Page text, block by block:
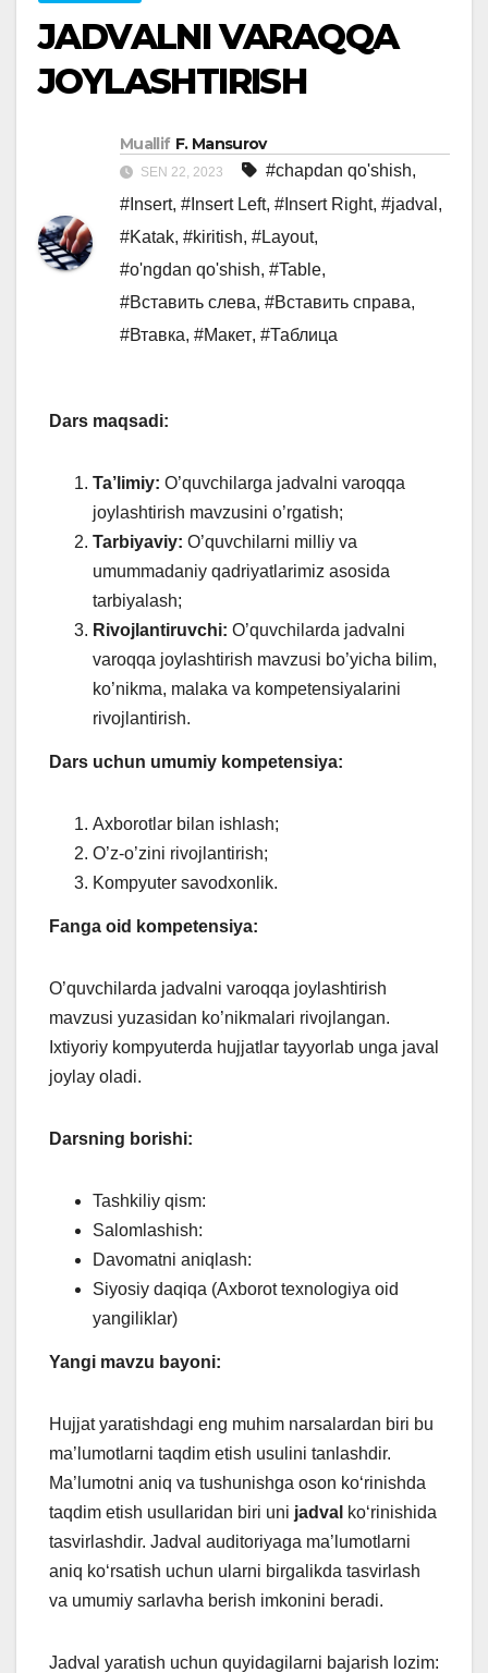
JADVALNI VARAQQA
JOYLASHTIRISH
Muallif F. Mansurov
SEN 22, 2023 #chapdan qo'shish,
#Insert, #Insert Left, #Insert Right, #jadval ,
#Katak, #kiritish, #Layout,
#o'ngdan qo'shish, #Table,
#Вставить слева, #Вставить справа,
#Втавка, #Макет, #Таблица
Dars maqsadi:
Ta’limiy: O’quvchilarga jadvalni varoqqa
joylashtirish mavzusini o’rgatish;
Tarbiyaviy: O’quvchilarni milliy va
umummadaniy qadriyatlarimiz asosida
tarbiyalash;
Rivojlantiruvchi: O’quvchilarda jadvalni
varoqqa joylashtirish mavzusi bo’yicha bilim,
ko’nikma, malaka va kompetensiyalarini
rivojlantirish.
Dars uchun umumiy kompetensiya:
Axborotlar bilan ishlash;
O’z-o’zini rivojlantirish;
Kompyuter savodxonlik.
Fanga oid kompetensiya:
O’quvchilarda jadvalni varoqqa joylashtirish
mavzusi yuzasidan ko’nikmalari rivojlangan.
Ixtiyoriy kompyuterda hujjatlar tayyorlab unga javal
joylay oladi.
Darsning borishi:
Tashkiliy qism:
Salomlashish:
Davomatni aniqlash:
Siyosiy daqiqa (Axborot texnologiya oid
yangiliklar)
Yangi mavzu bayoni:
Hujjat yaratishdagi eng muhim narsalardan biri bu
ma’lumotlarni taqdim etish usulini tanlashdir.
Ma’lumotni aniq va tushunishga oson ko‘rinishda
taqdim etish usullaridan biri uni jadval ko‘rinishida
tasvirlashdir. Jadval auditoriyaga ma’lumotlarni
aniq koʻrsatish uchun ularni birgalikda tasvirlash
va umumiy sarlavha berish imkonini beradi.
Jadval yaratish uchun quyidagilarni bajarish lozim: